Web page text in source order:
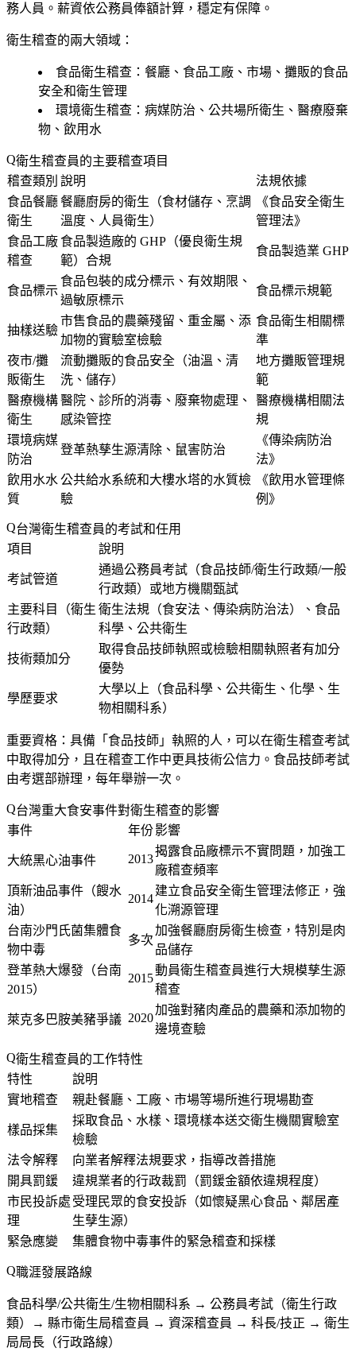
務人員。薪資依公務員俸額計算，穩定有保障。
衛生稽查的兩大領域 ：
食品衛生稽查：餐廳、食品工廠、市場、攤販的食品
安全和衛生管理
環境衛生稽查：病媒防治、公共場所衛生、醫療廢棄
物、飲用水
衛生稽查員的主要稽查項目
稽查類別 說明
法規依據
食品餐廳
衛生
餐廳廚房的衛生（食材儲存、烹調
溫度、人員衛生）
《食品安全衛生
管理法》
食品工廠
稽查
食品製造廠的 GHP（優良衛生規
範）合規
食品製造業 GHP
食品標示
食品包裝的成分標示、有效期限、
過敏原標示
食品標示規範
抽樣送驗
市售食品的農藥殘留、重金屬、添
加物的實驗室檢驗
食品衛生相關標
準
夜市/攤
販衛生
流動攤販的食品安全（油溫、清
洗、儲存）
地方攤販管理規
範
醫療機構
衛生
醫院、診所的消毒、廢棄物處理、
感染管控
醫療機構相關法
規
環境病媒
防治
登革熱孳生源清除、鼠害防治
《傳染病防治
法》
飲用水水
質
公共給水系統和大樓水塔的水質檢
驗
《飲用水管理條
例》
台灣衛生稽查員的考試和任用
項目
說明
考試管道
通過公務員考試（食品技師/衛生行政類/一般
行政類）或地方機關甄試
主要科目（衛生
行政類）
衛生法規（食安法、傳染病防治法）、食品
科學、公共衛生
技術類加分
取得食品技師執照或檢驗相關執照者有加分
優勢
學歷要求
大學以上（食品科學、公共衛生、化學、生
物相關科系）
重要資格 ：具備「食品技師」執照的人，可以在衛生稽查考試
中取得加分，且在稽查工作中更具技術公信力。食品技師考試
由考選部辦理，每年舉辦一次。
台灣重大食安事件對衛生稽查的影響
事件
年份影響
大統黑心油事件 2013
揭露食品廠標示不實問題，加強工
廠稽查頻率
頂新油品事件（餿水
油）
2014
建立食品安全衛生管理法修正，強
化溯源管理
台南沙門氏菌集體食
物中毒
多次
加強餐廳廚房衛生檢查，特別是肉
品儲存
登革熱大爆發（台南
2015）
2015
動員衛生稽查員進行大規模孳生源
稽查
萊克多巴胺美豬爭議 2020
加強對豬肉產品的農藥和添加物的
邊境查驗
衛生稽查員的工作特性
特性
說明
實地稽查
親赴餐廳、工廠、市場等場所進行現場勘查
樣品採集
採取食品、水樣、環境樣本送交衛生機關實驗室
檢驗
法令解釋
向業者解釋法規要求，指導改善措施
開具罰鍰
違規業者的行政裁罰（罰鍰金額依違規程度）
市民投訴處
理
受理民眾的食安投訴（如懷疑黑心食品、鄰居產
生孽生源）
緊急應變
集體食物中毒事件的緊急稽查和採樣
職涯發展路線
食品科學/公共衛生/生物相關科系 → 公務員考試（衛生行政
類）→ 縣市衛生局稽查員 → 資深稽查員 → 科長/技正 → 衛生
局局長（行政路線）